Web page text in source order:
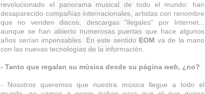
revolucionado el panorama musical de todo el mundo: han
desaparecido compañías internacionales, artistas con renombre
que no venden discos, descargas "ilegales" por Internet...
aunque se han abierto numerosas puertas que hace algunos
años serían impensables. En este sentido EOM va de la mano
con las nuevas tecnologías de la información.
- Tanto que regalan su música desde su página web, ¿no?
- Nosotros queremos que nuestra música llegue a todo el